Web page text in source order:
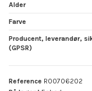
Alder
Farve
Producent, leverandør,
(GPSR)
Reference R00706202